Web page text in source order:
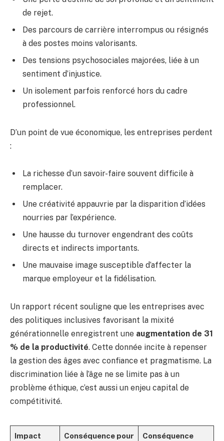
de rejet.
Des parcours de carrière interrompus ou résignés
à des postes moins valorisants.
Des tensions psychosociales majorées, liée à un
sentiment d’injustice.
Un isolement parfois renforcé hors du cadre
professionnel.
D’un point de vue économique, les entreprises perdent
:
La richesse d’un savoir-faire souvent difficile à
remplacer.
Une créativité appauvrie par la disparition d’idées
nourries par l’expérience.
Une hausse du turnover engendrant des coûts
directs et indirects importants.
Une mauvaise image susceptible d’affecter la
marque employeur et la fidélisation.
Un rapport récent souligne que les entreprises avec
des politiques inclusives favorisant la mixité
générationnelle enregistrent une augmentation de 31
% de la productivité. Cette donnée incite à repenser
la gestion des âges avec confiance et pragmatisme. La
discrimination liée à l’âge ne se limite pas à un
problème éthique, c’est aussi un enjeu capital de
compétitivité.
Impact
Conséquence pour
Conséquence